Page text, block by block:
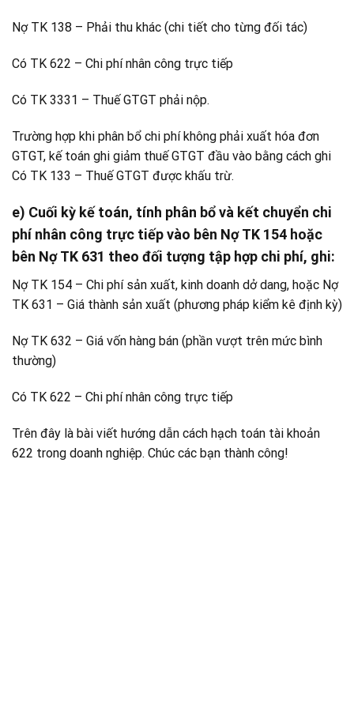
Nợ TK 138 – Phải thu khác (chi tiết cho từng đối tác)
Có TK 622 – Chi phí nhân công trực tiếp
Có TK 3331 – Thuế GTGT phải nộp.
Trường hợp khi phân bổ chi phí không phải xuất hóa đơn
GTGT, kế toán ghi giảm thuế GTGT đầu vào bằng cách ghi
Có TK 133 – Thuế GTGT được khấu trừ.
e) Cuối kỳ kế toán, tính phân bổ và kết chuyển chi
phí nhân công trực tiếp vào bên Nợ TK 154 hoặc
bên Nợ TK 631 theo đối tượng tập hợp chi phí, ghi:
Nợ TK 154 – Chi phí sản xuất, kinh doanh dở dang, hoặc Nợ
TK 631 – Giá thành sản xuất (phương pháp kiểm kê định kỳ)
Nợ TK 632 – Giá vốn hàng bán (phần vượt trên mức bình
thường)
Có TK 622 – Chi phí nhân công trực tiếp
Trên đây là bài viết hướng dẫn cách hạch toán tài khoản
622 trong doanh nghiệp. Chúc các bạn thành công!